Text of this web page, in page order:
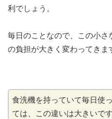
利でしょう。
毎日のことなので、この小
の負担が大きく変わってきま
食洗機を持っていて毎日使
ては、この違いは大きいで